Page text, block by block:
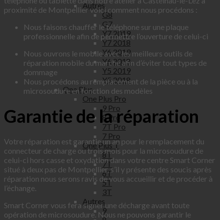
Autres
G8
G7
Y7 2019
Y7 2018
Y6 2019
Y6 2018
Y5 2019
Y5 2018
One Plus
One Plus Pro
9 Pro
8 Pro
7T Pro
7 Pro
One Plus T
8T
7T
6T
5T
3T
Autres
9
proximité de Montpellier voici comment nous procédons :
Nous faisons chauffer le téléphone sur une plaque
professionnelle afin de permettre l’ouverture de celui-ci
Nous ouvrons le mobile avec les meilleurs outils de
réparation mobile du marché afin d’éviter tout types de
dommage
Nous procédons au remplacement de la pièce ou à la
microsoudure en fonction des modèles
Garantie de la réparation
Votre réparation est garantie un an pour le remplacement du
connecteur de charge ou trois mois pour la microsoudure de
celui-ci hors casse et oxydation dans votre centre Smart Corner
situé à deux pas de Montpellier, s’il y présente des soucis après
réparation nous serons ravis de vous accueillir et de procéder à
l’échange.
Smart Corner vous fera signer une décharge avant toute
opération de microsoudure. Nous ne pouvons garantir le